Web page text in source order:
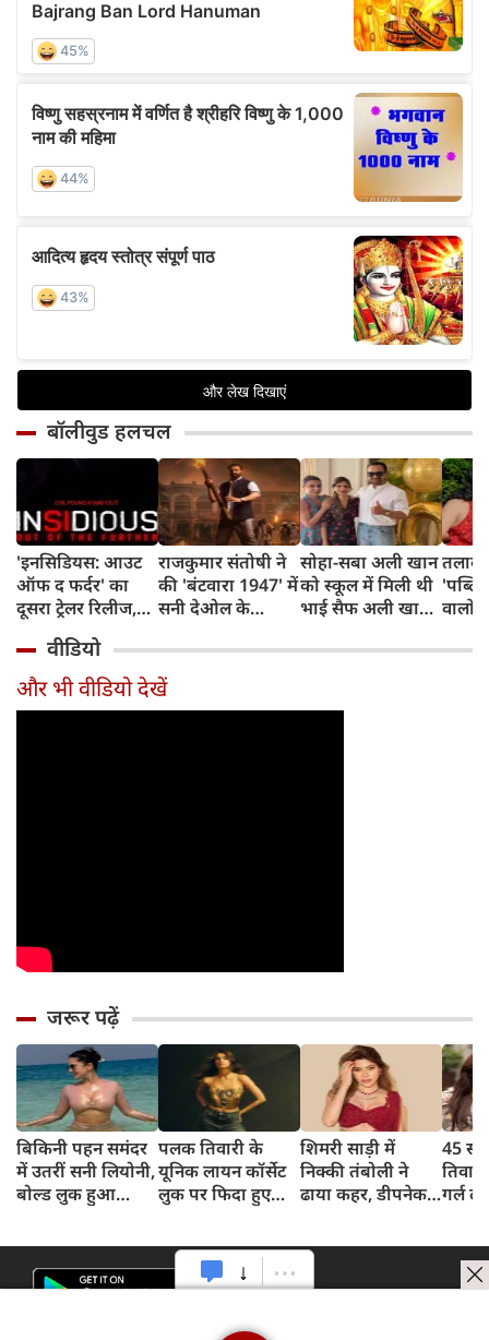
बॉलीवुड हलचल
'इनसिडियस: आउट
ऑफ द फर्दर' का
दूसरा ट्रेलर रिलीज,
डरावना चैप्टर लेकर
लौट रही हॉरर
फ्रैंचाइजी
राजकुमार संतोषी ने
की 'बंटवारा 1947' में
सनी देओल के
सुपरहीरोज़ से तुलना,
कही यह बात
सोहा-सबा अली खान
को स्कूल में मिली थी
भाई सैफ अली खान
शादी की खबर,
वालों
वीडियो
और भी वीडियो देखें
जरूर पढ़ें
बिकिनी पहन समंदर
में उतरीं सनी लियोनी,
बोल्ड लुक हुआ
पलक तिवारी के
यूनिक लायन कॉर्सेट
लुक पर फिदा हुए
शिमरी साड़ी में
निक्की तंबोली ने
ढाया कहर, डीपनेक
45
गर्ल